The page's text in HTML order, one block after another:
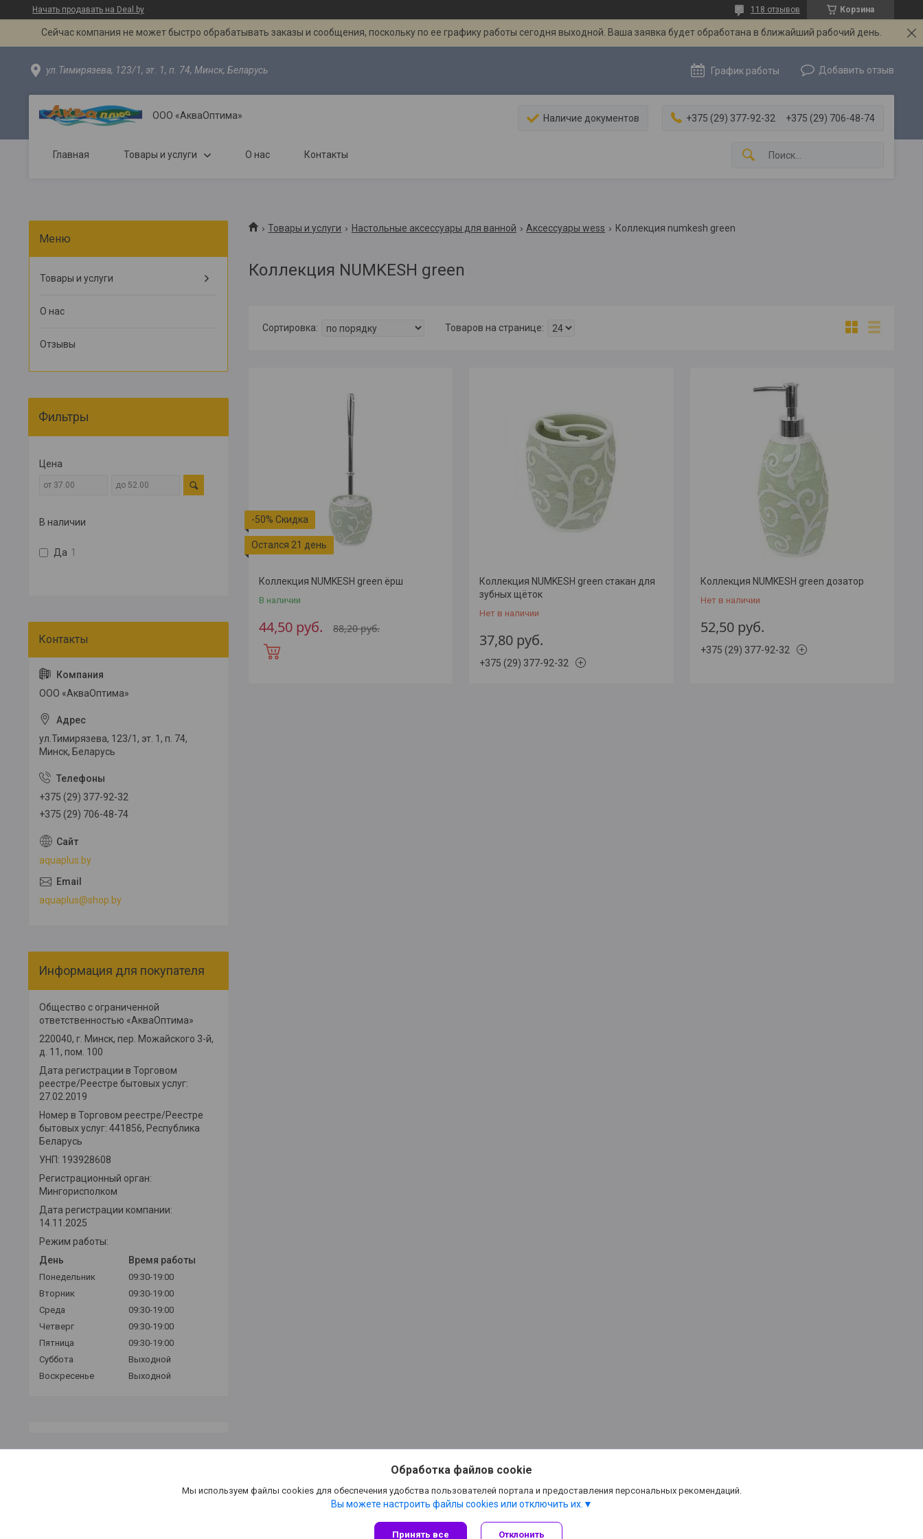
Начать продавать на Deal.by Корзина
118 отзывов
Сейчас компания не может быстро обрабатывать заказы и сообщения, поскольку по ее графику работы сегодня выходной. Ваша заявка будет обработана в ближайший рабочий день.
ул.Тимирязева, 123/1, эт. 1, п. 74, Минск, Беларусь График работы Добавить отзыв
ООО «АкваОптима» Наличие документов +375 (29) 377-92-32 +375 (29) 706-48-74
Главная Товары и услуги О нас Контакты
Товары и услуги Настольные аксессуары для ванной Аксессуары wess Коллекция numkesh green
Коллекция NUMKESH green
-50%
Остался 21 день
Коллекция NUMKESH green ёрш
В наличии
88,20руб.
44,50 руб.
Коллекция NUMKESH green стакан для
зубных щёток
Нет в наличии
37,80 руб.
+375 (29) 377-92-32
Коллекция NUMKESH green дозатор
Нет в наличии
52,50 руб.
+375 (29) 377-92-32
Товары и услуги
О нас
Отзывы
Фильтры
Цена
В наличии
Да 1
ООО «АкваОптима»
ул.Тимирязева, 123/1, эт. 1, п. 74,
Минск, Беларусь
+375 (29) 377-92-32
+375 (29) 706-48-74
aquaplus.by
aquaplus@shop.by
Информация для покупателя
Общество с ограниченной
ответственностью «АкваОптима»
220040, г. Минск, пер. Можайского 3-й,
д. 11, пом. 100
Дата регистрации в Торговом
реестре/Реестре бытовых услуг:
27.02.2019
Номер в Торговом реестре/Реестре
бытовых услуг: 441856, Республика
Беларусь
УНП: 193928608
Регистрационный орган:
Мингорисполком
Дата регистрации компании:
14.11.2025
Режим работы:
День
Время работы
Понедельник
09:30-19:00
Вторник
09:30-19:00
Среда
09:30-19:00
Четверг
09:30-19:00
Пятница
09:30-19:00
Суббота
Выходной
Воскресенье
Выходной
Сайт создан на платформе Deal.by
Обработка файлов cookie
Мы используем файлы cookies для обеспечения удобства пользователей портала и предоставления персональных рекомендаций.
Вы можете настроить файлы cookies или отключить их.
Принять все Отклонить